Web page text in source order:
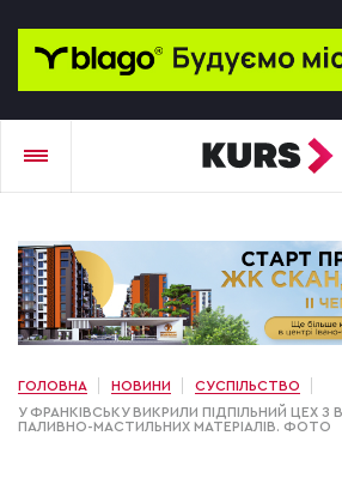
ГОЛОВНА НОВИНИ
СУСПІЛЬСТВО
У ФРАНКІВСЬКУ ВИКРИЛИ ПІДПІЛЬНИЙ ЦЕХ З
ПАЛИВНО-МАСТИЛЬНИХ МАТЕРІАЛІВ. ФОТО